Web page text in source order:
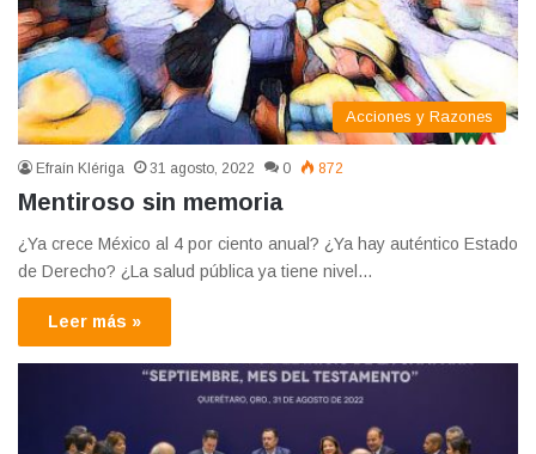
Acciones y Razones
Efraín Klériga 31 agosto, 2022 0 872
Mentiroso sin memoria
¿Ya crece México al 4 por ciento anual? ¿Ya hay auténtico Estado
de Derecho? ¿La salud pública ya tiene nivel…
Leer más »